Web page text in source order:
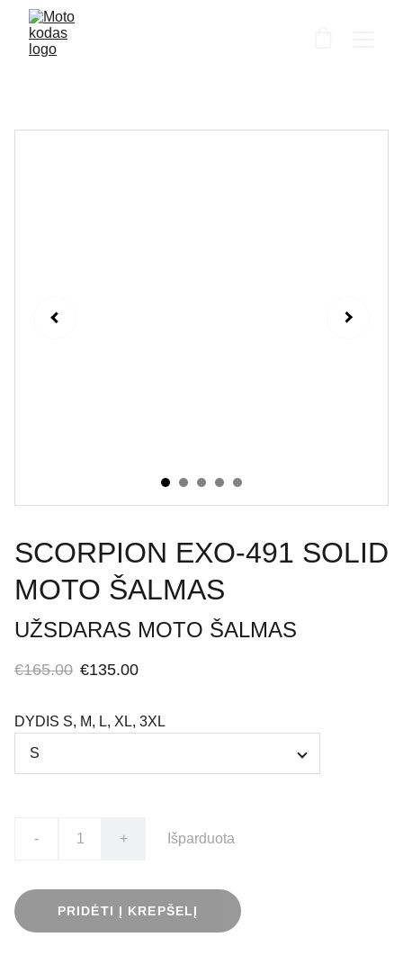
SCORPION EXO-491 SOLID
MOTO ŠALMAS
UŽSDARAS MOTO ŠALMAS
€165.00 €135.00
DYDIS S, M, L, XL, 3XL
- + Išparduota
PRIDĖTI Į KREPŠELĮ